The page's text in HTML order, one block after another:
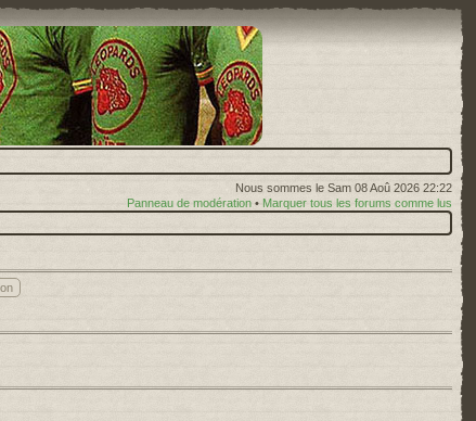
Nous sommes le Sam 08 Aoû 2026 22:22
Panneau de modération • Marquer tous les forums comme lus